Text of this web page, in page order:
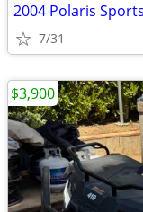
2004 Polaris
7/31
$3,900